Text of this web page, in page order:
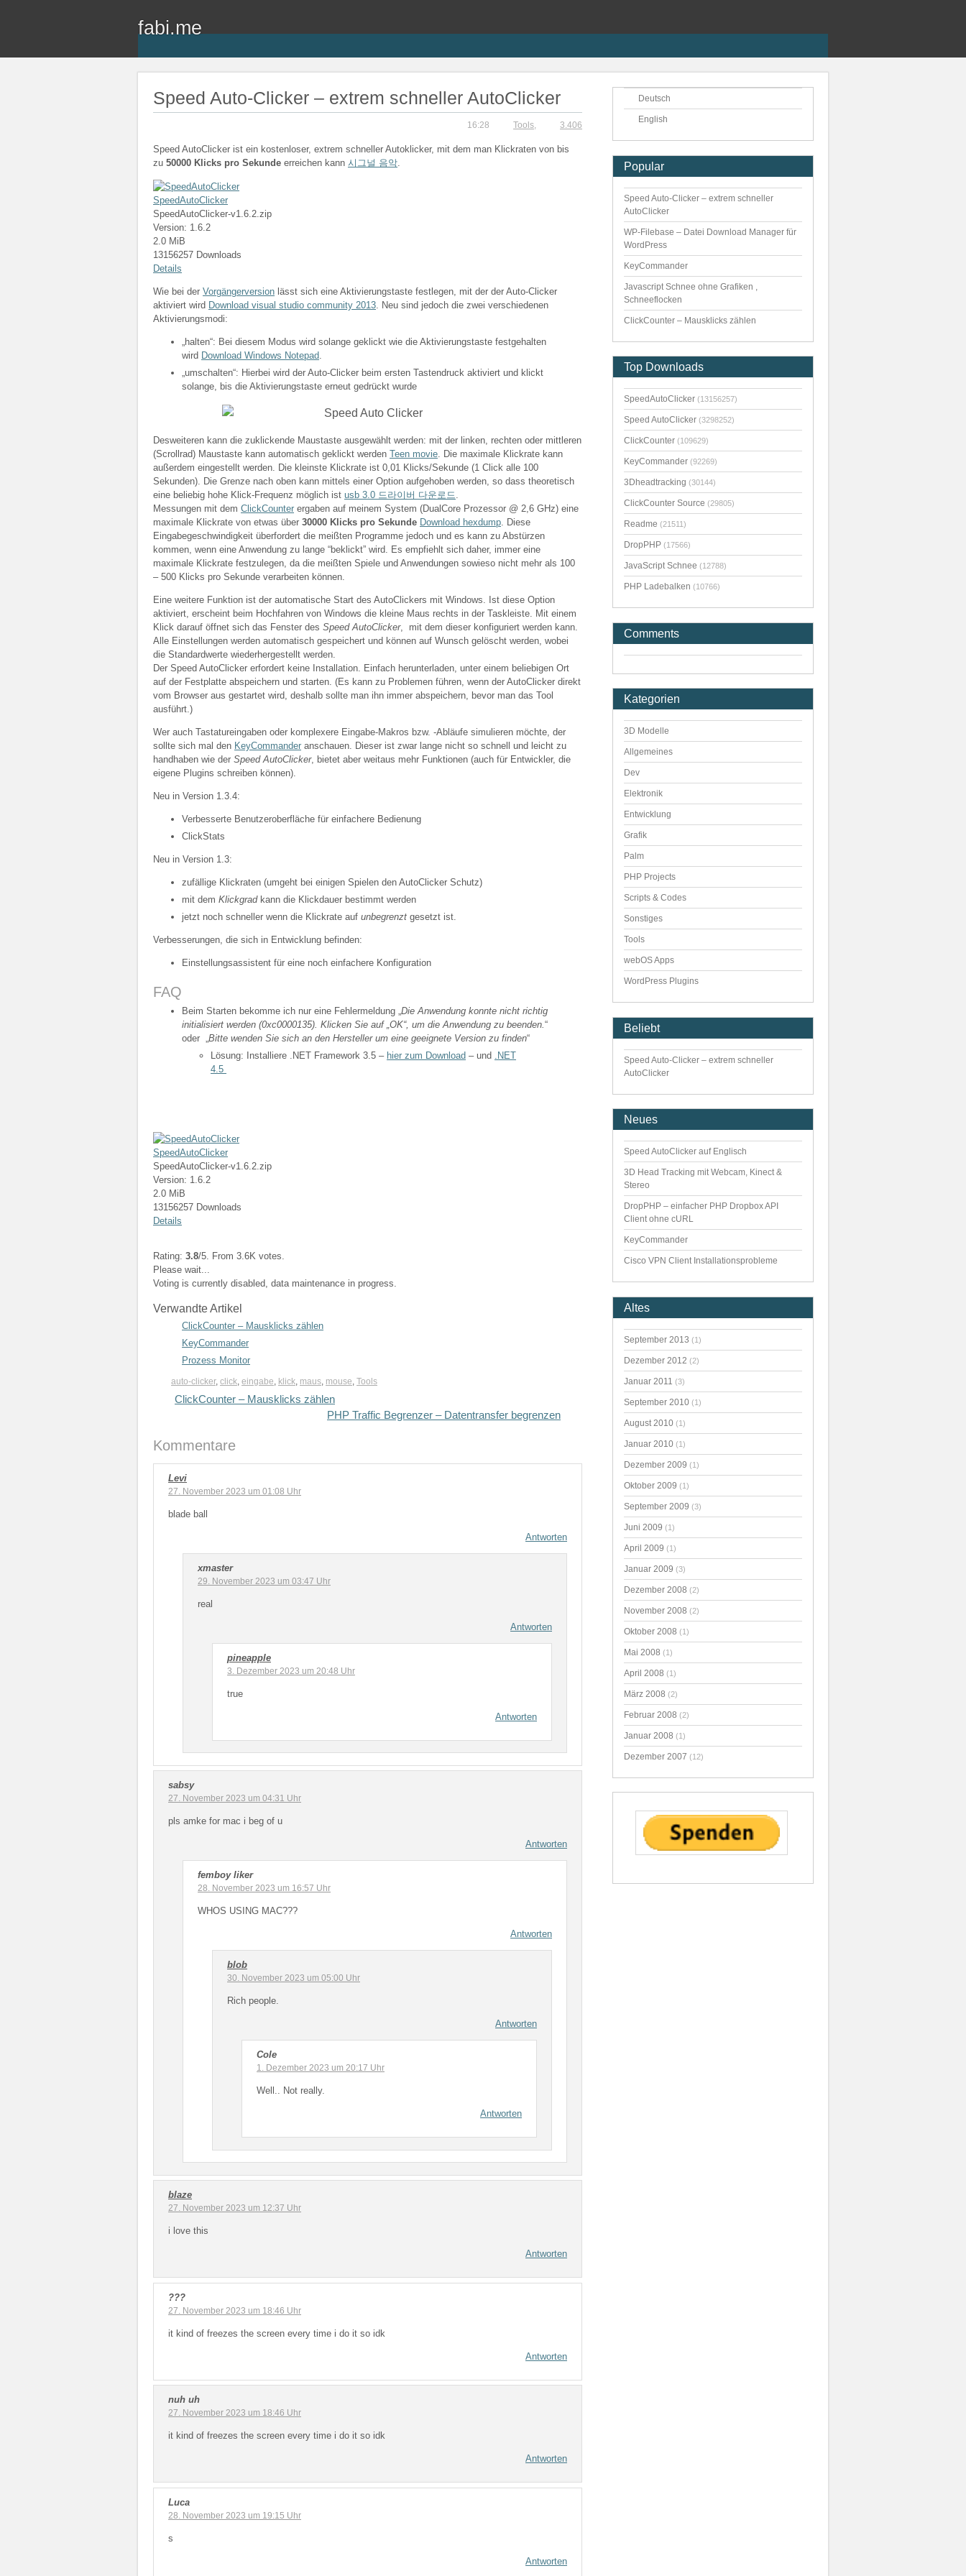
fabi.me
Speed Auto-Clicker – extrem schneller AutoClicker
16:28 Tools, 3.406
Speed AutoClicker ist ein kostenloser, extrem schneller Autoklicker, mit dem man Klickraten von bis
zu 50000 Klicks pro Sekunde erreichen kann 시그널 음악.
SpeedAutoClicker
SpeedAutoClicker-v1.6.2.zip
Version: 1.6.2
2.0 MiB
13156257 Downloads
Details
Wie bei der Vorgängerversion lässt sich eine Aktivierungstaste festlegen, mit der der Auto-Clicker
aktiviert wird Download visual studio community 2013. Neu sind jedoch die zwei verschiedenen
Aktivierungsmodi:
„halten“: Bei diesem Modus wird solange geklickt wie die Aktivierungstaste festgehalten
wird Download Windows Notepad.
„umschalten“: Hierbei wird der Auto-Clicker beim ersten Tastendruck aktiviert und klickt
solange, bis die Aktivierungstaste erneut gedrückt wurde
Desweiteren kann die zuklickende Maustaste ausgewählt werden: mit der linken, rechten oder mittleren
(Scrollrad) Maustaste kann automatisch geklickt werden Teen movie. Die maximale Klickrate kann
außerdem eingestellt werden. Die kleinste Klickrate ist 0,01 Klicks/Sekunde (1 Click alle 100
Sekunden). Die Grenze nach oben kann mittels einer Option aufgehoben werden, so dass theoretisch
eine beliebig hohe Klick-Frequenz möglich ist usb 3.0 드라이버 다운로드.
Messungen mit dem ClickCounter ergaben auf meinem System (DualCore Prozessor @ 2,6 GHz) eine
maximale Klickrate von etwas über 30000 Klicks pro Sekunde Download hexdump. Diese
Eingabegeschwindigkeit überfordert die meißten Programme jedoch und es kann zu Abstürzen
kommen, wenn eine Anwendung zu lange “beklickt” wird. Es empfiehlt sich daher, immer eine
maximale Klickrate festzulegen, da die meißten Spiele und Anwendungen sowieso nicht mehr als 100
– 500 Klicks pro Sekunde verarbeiten können.
Eine weitere Funktion ist der automatische Start des AutoClickers mit Windows. Ist diese Option
aktiviert, erscheint beim Hochfahren von Windows die kleine Maus rechts in der Taskleiste. Mit einem
Klick darauf öffnet sich das Fenster des Speed AutoClicker, mit dem dieser konfiguriert werden kann.
Alle Einstellungen werden automatisch gespeichert und können auf Wunsch gelöscht werden, wobei
die Standardwerte wiederhergestellt werden.
Der Speed AutoClicker erfordert keine Installation. Einfach herunterladen, unter einem beliebigen Ort
auf der Festplatte abspeichern und starten. (Es kann zu Problemen führen, wenn der AutoClicker direkt
vom Browser aus gestartet wird, deshalb sollte man ihn immer abspeichern, bevor man das Tool
ausführt.)
Wer auch Tastatureingaben oder komplexere Eingabe-Makros bzw. -Abläufe simulieren möchte, der
sollte sich mal den KeyCommander anschauen. Dieser ist zwar lange nicht so schnell und leicht zu
handhaben wie der Speed AutoClicker, bietet aber weitaus mehr Funktionen (auch für Entwickler, die
eigene Plugins schreiben können).
Neu in Version 1.3.4:
Verbesserte Benutzeroberfläche für einfachere Bedienung
ClickStats
Neu in Version 1.3:
zufällige Klickraten (umgeht bei einigen Spielen den AutoClicker Schutz)
mit dem Klickgradkann die Klickdauer bestimmt werden
jetzt noch schneller wenn die Klickrate auf unbegrenzt gesetzt ist.
Verbesserungen, die sich in Entwicklung befinden:
Einstellungsassistent für eine noch einfachere Konfiguration
FAQ
Beim Starten bekomme ich nur eine Fehlermeldung „ Die Anwendung konnte nicht richtig
initialisiert werden (0xc0000135). Klicken Sie auf „OK“, um die Anwendung zu beenden. “
oder „ Bitte wenden Sie sich an den Hersteller um eine geeignete Version zu finden“
Lösung: Installiere .NET Framework 3.5 – hier zum Download – und
.NET
4.5
SpeedAutoClicker
SpeedAutoClicker-v1.6.2.zip
Version: 1.6.2
2.0 MiB
13156257 Downloads
Details
Rating: 3.8/5. From 3.6K votes.
Please wait...
Voting is currently disabled, data maintenance in progress.
Verwandte Artikel
ClickCounter – Mausklicks zählen
KeyCommander
Prozess Monitor
auto-clicker, click, eingabe, klick, maus, mouse, Tools
ClickCounter – Mausklicks zählen
PHP Traffic Begrenzer – Datentransfer begrenzen
Kommentare
Levi
27. November 2023 um 01:08 Uhr
blade ball
Antworten
xmaster
29. November 2023 um 03:47 Uhr
real
Antworten
pineapple
3. Dezember 2023 um 20:48 Uhr
true
Antworten
sabsy
27. November 2023 um 04:31 Uhr
pls amke for mac i beg of u
Antworten
femboy liker
28. November 2023 um 16:57 Uhr
WHOS USING MAC???
Antworten
blob
30. November 2023 um 05:00 Uhr
Rich people.
Antworten
Cole
1. Dezember 2023 um 20:17 Uhr
Well.. Not really.
Antworten
blaze
27. November 2023 um 12:37 Uhr
i love this
Antworten
???
27. November 2023 um 18:46 Uhr
it kind of freezes the screen every time i do it so idk
Antworten
nuh uh
27. November 2023 um 18:46 Uhr
it kind of freezes the screen every time i do it so idk
Antworten
Luca
28. November 2023 um 19:15 Uhr
s
Antworten
Deutsch
English
Popular
Speed Auto-Clicker – extrem schneller
AutoClicker
WP-Filebase – Datei Download Manager für
WordPress
KeyCommander
Javascript Schnee ohne Grafiken ,
Schneeflocken
ClickCounter – Mausklicks zählen
Top Downloads
SpeedAutoClicker (13156257)
Speed AutoClicker (3298252)
ClickCounter (109629)
KeyCommander (92269)
3Dheadtracking (30144)
ClickCounter Source (29805)
Readme (21511)
DropPHP (17566)
JavaScript Schnee (12788)
PHP Ladebalken (10766)
Comments
Kategorien
3D Modelle
Allgemeines
Dev
Elektronik
Entwicklung
Grafik
Palm
PHP Projects
Scripts & Codes
Sonstiges
Tools
webOS Apps
WordPress Plugins
Beliebt
Speed Auto-Clicker – extrem schneller
AutoClicker
Neues
Speed AutoClicker auf Englisch
3D Head Tracking mit Webcam, Kinect &
Stereo
DropPHP – einfacher PHP Dropbox API
Client ohne cURL
KeyCommander
Cisco VPN Client Installationsprobleme
Altes
September 2013 (1)
Dezember 2012 (2)
Januar 2011 (3)
September 2010 (1)
August 2010 (1)
Januar 2010 (1)
Dezember 2009 (1)
Oktober 2009 (1)
September 2009 (3)
Juni 2009 (1)
April 2009 (1)
Januar 2009 (3)
Dezember 2008 (2)
November 2008 (2)
Oktober 2008 (1)
Mai 2008 (1)
April 2008 (1)
März 2008 (2)
Februar 2008 (2)
Januar 2008 (1)
Dezember 2007 (12)